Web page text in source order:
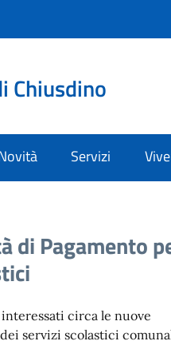
Chiusdino
Servizi
di Pagamento
circa le nuove
servizi scolastici